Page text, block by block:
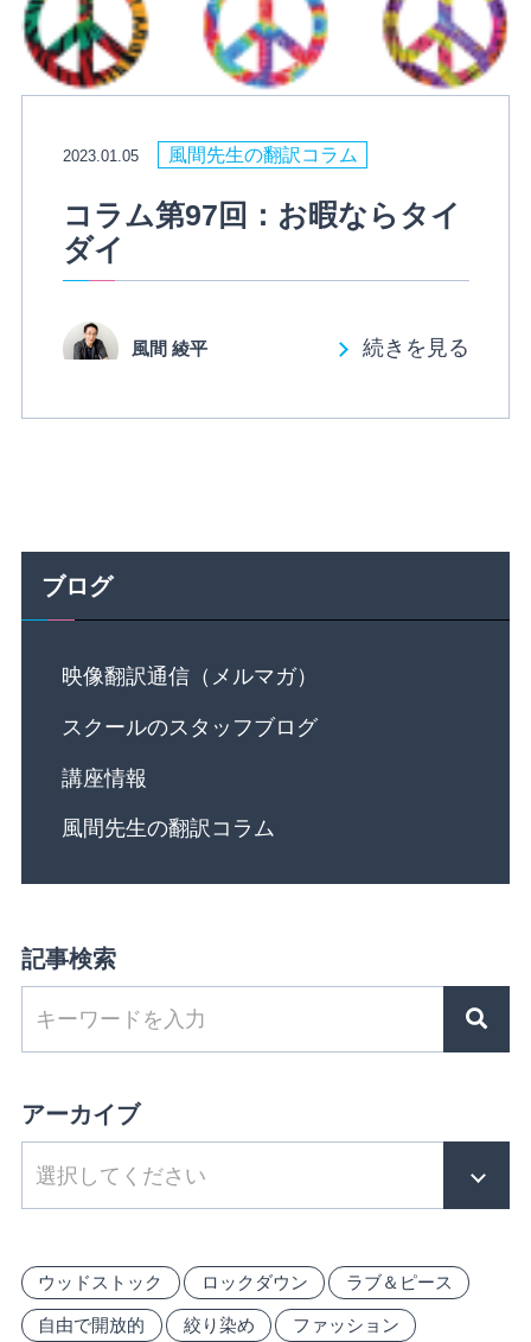
2023.01.05 風間先生の翻訳コラム
コラム第97回：お暇ならタイ
ダイ
風間 綾平 続きを見る
ブログ
映像翻訳通信（メルマガ）
スクールのスタッフブログ
講座情報
風間先生の翻訳コラム
記事検索
アーカイブ
ウッドストック ロックダウン ラブ＆ピース
自由で開放的 絞り染め ファッション